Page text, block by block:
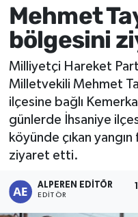
Mehmet
bölgesini
Milliyetçi Hareket
Milletvekili Mehmet
ilçesine bağlı
günlerde İhsaniye
köyünde çıkan
ziyaret etti.
ALPEREN EDITÖR
EDITÖR
Sağlık
Eğitim
Sivil Toplum
Ekonomi
Magazin
Etkinlikler